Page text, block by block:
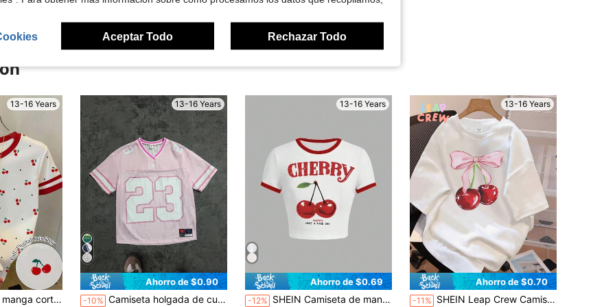
13-16 Years
vacaciones, adecuada para el Día de San Valentín, camiseta de verano ajustada, camiseta de cerezas, camiseta de frutas, top estético y lindo para niñas
13-16 Years
Ahorro de $0.90
-10% Camiseta holgada de cuello en V, estilo deportivo para adolescentes
13-16 Years
Ahorro de $0.69
-12% SHEIN Camiseta de manga corta con gráfico de cereza de estilo retro para adolescentes, camiseta informal con estampado vintage para uso en exteriores en verano
13-16 Years
Ahorro de $0.70
-11% SHEIN Leap Crew Camiseta holgada de punto de manga corta, cuello redondo, estilo minimalista retro americano con lazo y estampado de cerezas, para adolescentes y niñas, 34% algodón, versátil, adecuada para el verano
Aceptar Todo Rechazar Todo